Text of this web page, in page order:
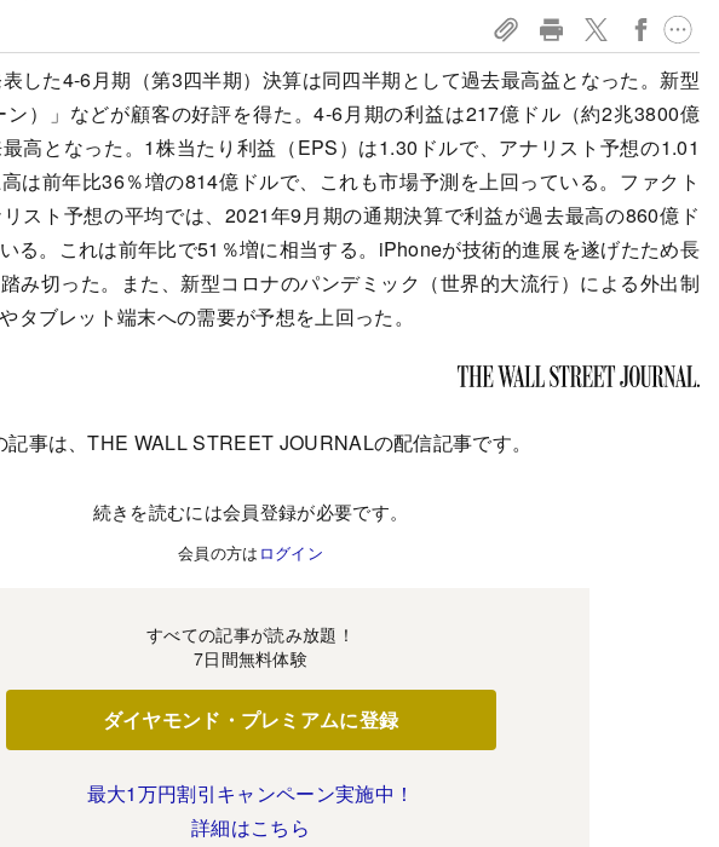
した4-6月期（第3四半期）決算は同四半期として過去最高益となった。新型
ン）」などが顧客の好評を得た。4-6月期の利益は217億ドル（約2兆3800億
高となった。1株当たり利益（EPS）は1.30ドルで、アナリスト予想の1.01
は前年比36％増の814億ドルで、これも市場予測を上回っている。ファクト
スト予想の平均では、2021年9月期の通期決算で利益が過去最高の860億ド
る。これは前年比で51％増に相当する。iPhoneが技術的進展を遂げたため長
み切った。また、新型コロナのパンデミック（世界的大流行）による外出制
タブレット端末への需要が予想を上回った。
記事は、THE WALL STREET JOURNALの配信記事です。
続きを読むには会員登録が必要です。
会員の方は ログイン
すべての記事が読み放題！
7日間無料体験
ダイヤモンド・プレミアムに登録
最大1万円割引キャンペーン実施中！
詳細はこちら